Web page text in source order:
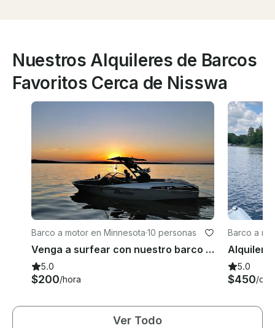
Nuestros Alquileres de Barcos
Favoritos Cerca de Nisswa
Barco a motor en Minnesota·10 personas
Venga a surfear con nuestro barco Malibu LSV Wakesetter de 23 pies
5.0
$200/hora
Barco a
5.0
$450/día
Ver Todo